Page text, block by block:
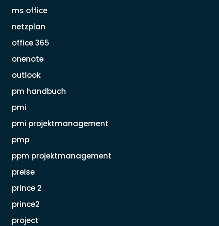
ms office
netzplan
office 365
onenote
outlook
pm handbuch
pmi
pmi projektmanagement
pmp
ppm projektmanagement
preise
prince 2
prince2
project